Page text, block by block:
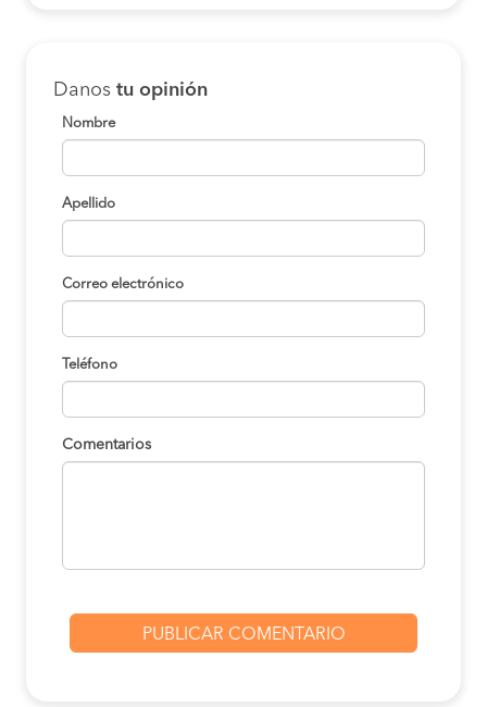
Danos tu opinión
Nombre
Apellido
Correo electrónico
Teléfono
Comentarios